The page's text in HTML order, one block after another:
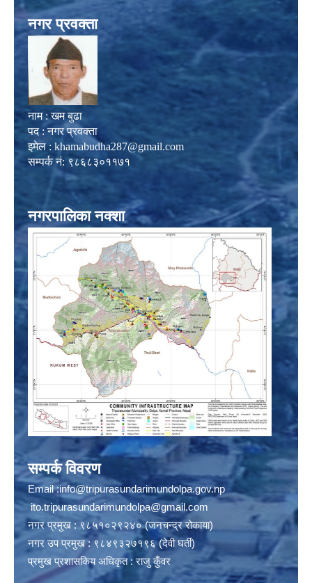
नगर प्रवक्ता
नाम : खम बुढा
पद : नगर प्रवक्ता
इमेल : khamabudha287@gmail.com
सम्पर्क नं: ९८६८३०११७१
नगरपालिका नक्शा
सम्पर्क विवरण
Email :info@tripurasundarimundolpa.gov.np
ito.tripurasundarimundolpa@gmail.com
नगर प्रमुख : ९८५१०२९२४० (जनचन्द्र रोकाया)
नगर उप प्रमुख : ९८४९३२७१९६ (देवी घर्ती)
प्रमुख प्रशासकिय अधिकृत : राजु कुँवर